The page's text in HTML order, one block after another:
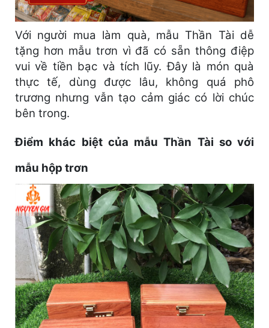
Với người mua làm quà, mẫu Thần Tài dễ
tặng hơn mẫu trơn vì đã có sẵn thông điệp
vui về tiền bạc và tích lũy. Đây là món quà
thực tế, dùng được lâu, không quá phô
trương nhưng vẫn tạo cảm giác có lời chúc
bên trong.
Điểm khác biệt của mẫu Thần Tài so với
mẫu hộp trơn